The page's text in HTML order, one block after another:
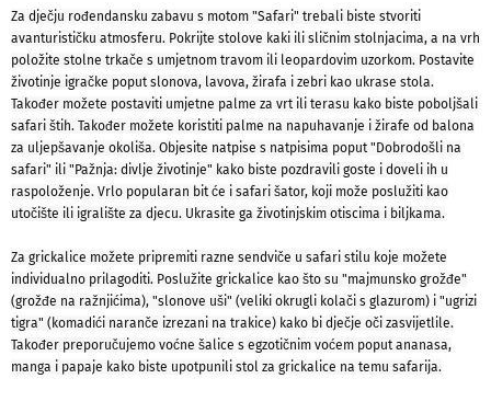
Za dječju rođendansku zabavu s motom "Safari" trebali biste stvoriti
avanturističku atmosferu. Pokrijte stolove kaki ili sličnim stolnjacima, a na vrh
položite stolne trkače s umjetnom travom ili leopardovim uzorkom. Postavite
životinje igračke poput slonova, lavova, žirafa i zebri kao ukrase stola.
Također možete postaviti umjetne palme za vrt ili terasu kako biste poboljšali
safari štih. Također možete koristiti palme na napuhavanje i žirafe od balona
za uljepšavanje okoliša. Objesite natpise s natpisima poput "Dobrodošli na
safari" ili "Pažnja: divlje životinje" kako biste pozdravili goste i doveli ih u
raspoloženje. Vrlo popularan bit će i safari šator, koji može poslužiti kao
utočište ili igralište za djecu. Ukrasite ga životinjskim otiscima i biljkama.
Za grickalice možete pripremiti razne sendviče u safari stilu koje možete
individualno prilagoditi. Poslužite grickalice kao što su "majmunsko grožđe"
(grožđe na ražnjićima), "slonove uši" (veliki okrugli kolači s glazurom) i "ugrizi
tigra" (komadići naranče izrezani na trakice) kako bi dječje oči zasvijetlile.
Također preporučujemo voćne šalice s egzotičnim voćem poput ananasa,
manga i papaje kako biste upotpunili stol za grickalice na temu safarija.